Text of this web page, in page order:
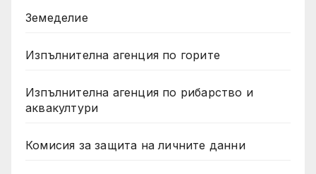
Земеделие
Изпълнителна агенция по горите
Изпълнителна агенция по рибарство и
аквакултури
Комисия за защита на личните данни